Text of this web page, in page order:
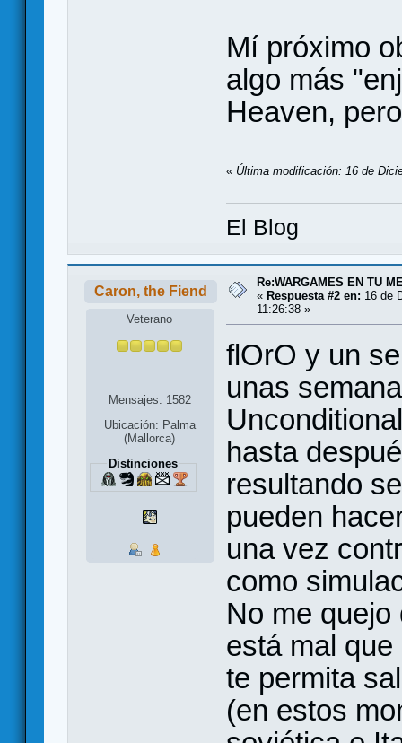
Mí próximo
algo más
Heaven,
« Última modificación: 16 de
El Blog
Caron, the Fiend
Veterano
Mensajes: 1582
Ubicación: Palma
(Mallorca)
Distinciones
Re:WARGAMES EN TU
« Respuesta #2 en: 16 de
11:26:38 »
flOrO y un
unas
hasta
resultando
pueden
una vez
como
No me
está mal
te permita
(en estos